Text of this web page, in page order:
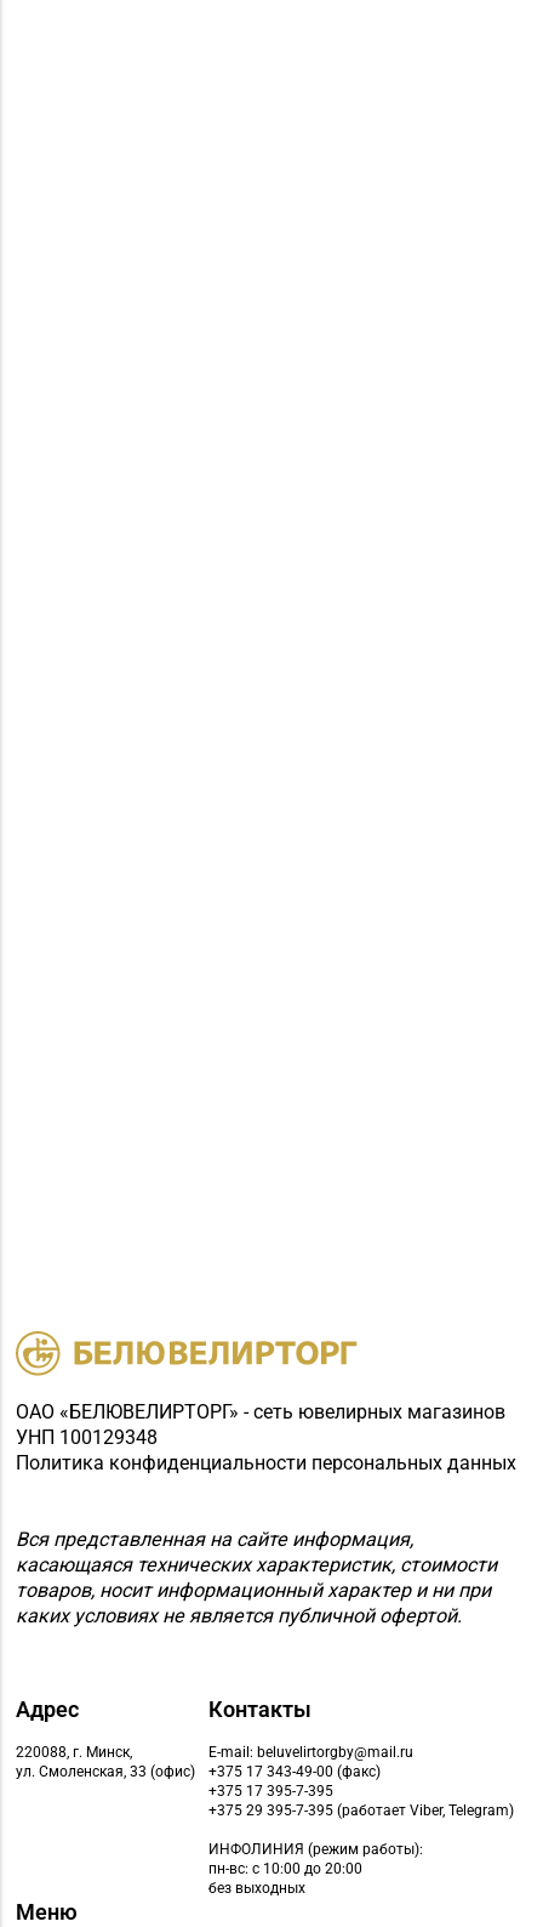
ОАО «БЕЛЮВЕЛИРТОРГ» - сеть ювелирных магазинов
УНП 100129348
Политика конфиденциальности персональных данных
Вся представленная на сайте информация,
касающаяся технических характеристик, стоимости
товаров, носит информационный характер и ни при
каких условиях не является публичной офертой.
Адрес
220088, г. Минск,
ул. Смоленская, 33 (офис)
Контакты
E-mail: beluvelirtorgby@mail.ru
+375 17 343-49-00 (факс)
+375 17 395-7-395
+375 29 395-7-395 (работает Viber, Telegram)
ИНФОЛИНИЯ (режим работы):
пн-вс: с 10:00 до 20:00
без выходных
Меню